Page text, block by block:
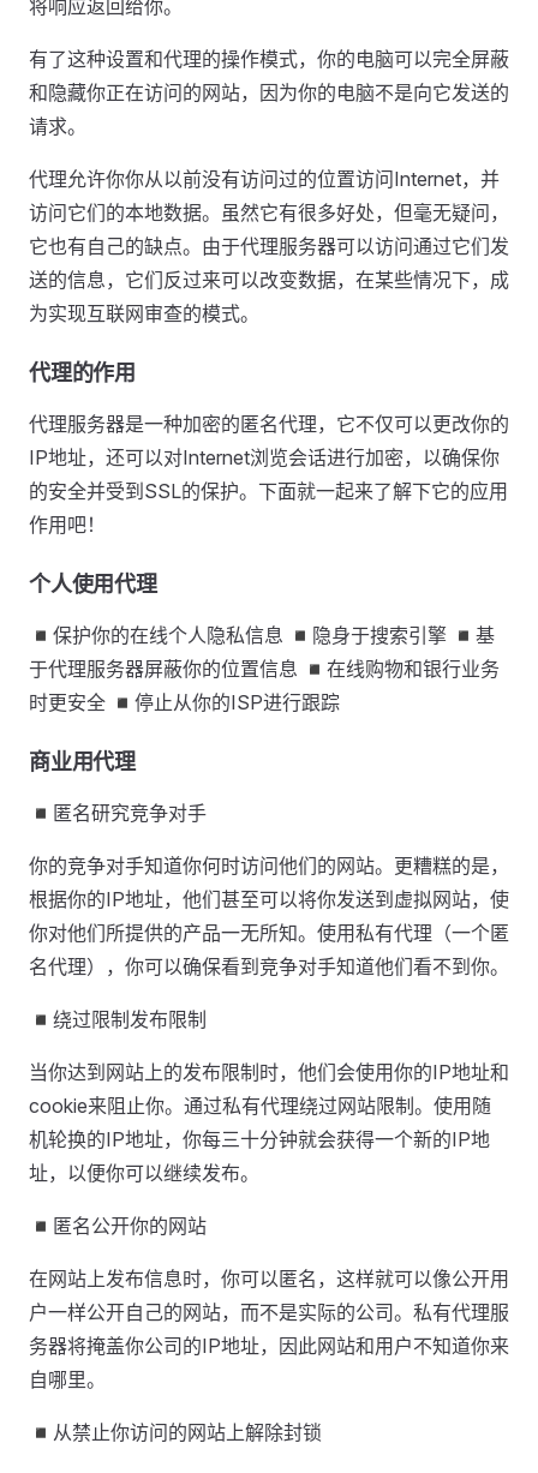
将响应返回给你。
有了这种设置和代理的操作模式，你的电脑可以完全屏蔽
和隐藏你正在访问的网站，因为你的电脑不是向它发送的
请求。
代理允许你你从以前没有访问过的位置访问Internet，并
访问它们的本地数据。虽然它有很多好处，但毫无疑问，
它也有自己的缺点。由于代理服务器可以访问通过它们发
送的信息，它们反过来可以改变数据，在某些情况下，成
为实现互联网审查的模式。
代理的作用
代理服务器是一种加密的匿名代理，它不仅可以更改你的
IP地址，还可以对Internet浏览会话进行加密，以确保你
的安全并受到SSL的保护。下面就一起来了解下它的应用
作用吧！
个人使用代理
◾保护你的在线个人隐私信息 ◾隐身于搜索引擎 ◾基
于代理服务器屏蔽你的位置信息 ◾在线购物和银行业务
时更安全 ◾停止从你的ISP进行跟踪
商业用代理
◾匿名研究竞争对手
你的竞争对手知道你何时访问他们的网站。更糟糕的是，
根据你的IP地址，他们甚至可以将你发送到虚拟网站，使
你对他们所提供的产品一无所知。使用私有代理（一个匿
名代理），你可以确保看到竞争对手知道他们看不到你。
◾绕过限制发布限制
当你达到网站上的发布限制时，他们会使用你的IP地址和
cookie来阻止你。通过私有代理绕过网站限制。使用随
机轮换的IP地址，你每三十分钟就会获得一个新的IP地
址，以便你可以继续发布。
◾匿名公开你的网站
在网站上发布信息时，你可以匿名，这样就可以像公开用
户一样公开自己的网站，而不是实际的公司。私有代理服
务器将掩盖你公司的IP地址，因此网站和用户不知道你来
自哪里。
◾从禁止你访问的网站上解除封锁